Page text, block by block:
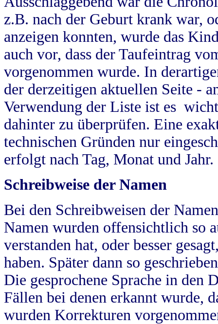
z.B. nach der Geburt krank war,
anzeigen konnten, wurde das
auch vor, dass der Taufeintrag
vorgenommen wurde. In
der derzeitigen aktuellen Seite -
Verwendung der Liste ist es
dahinter zu überprüfen. Eine
technischen Gründen nur
erfolgt nach Tag, Monat und Jahr.
Schreibweise der Namen
Bei den Schreibweisen der
Namen wurden offensichtlich so
verstanden hat, oder besser
haben. Später dann so
Die gesprochene Sprache in
Fällen bei denen erkannt wurde,
wurden Korrekturen